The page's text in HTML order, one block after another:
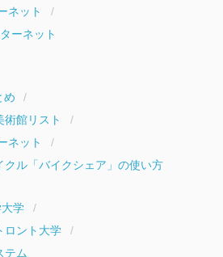
ネット
ーネット
め
術館リスト
ネット
クル「バイクシェア」の使い方
学
ロント大学
テム